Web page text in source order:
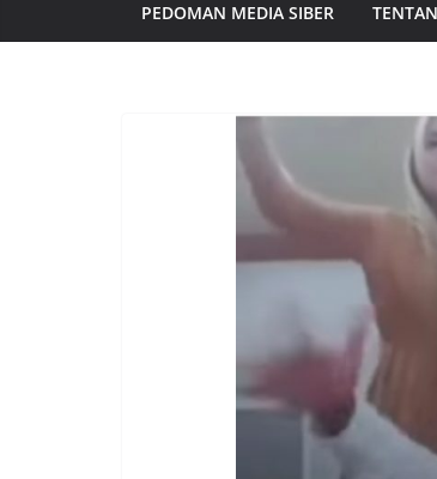
PEDOMAN MEDIA SIBER